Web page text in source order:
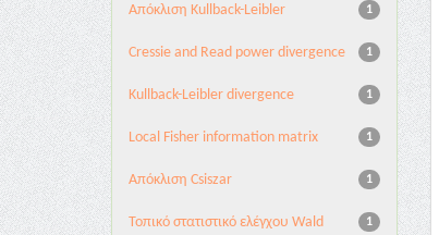
1
Aπόκλιση Kullback-Leibler
1
Cressie and Read power divergence
1
Kullback-Leibler divergence
1
Local Fisher information matrix
1
Απόκλιση Csiszar
1
Τοπικό στατιστικό ελέγχου Wald